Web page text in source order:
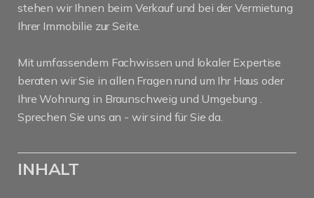
stehen wir Ihnen beim Verkauf und bei der Vermietung
Ihrer Immobilie zur Seite.
Mit umfassendem Fachwissen und lokaler Expertise
beraten wir Sie in allen Fragen rund um Ihr Haus oder
Ihre Wohnung in Braunschweig und Umgebung .
Sprechen Sie uns an - wir sind für Sie da.
INHALT